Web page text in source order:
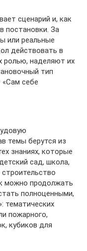
сценарий и, как
постановки. За
или реальные
действовать в
ролью, наделяют их
тип
себе
темы берутся из
знаниях, которые
сад, школа,
строительство
можно продолжать
полноценными,
тематических
пожарного,
кубиков для